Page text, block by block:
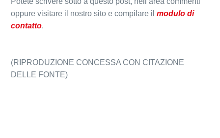
oppure visitare il nostro sito e compilare ilmodulo di
contatto.
(RIPRODUZIONE CONCESSA CON CITAZIONE
DELLE FONTE)